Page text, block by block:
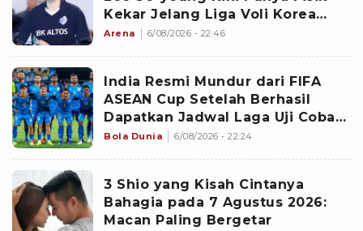
Kekar Jelang Liga Voli Korea
2026-2027
Arena 6/08/2026 - 22:46
India Resmi Mundur dari FIFA
ASEAN Cup Setelah Berhasil
Dapatkan Jadwal Laga Uji Coba
Internasional Vs Brasil?
Bola Dunia 6/08/2026 - 22:24
3 Shio yang Kisah Cintanya
Bahagia pada 7 Agustus 2026:
Macan Paling Bergetar